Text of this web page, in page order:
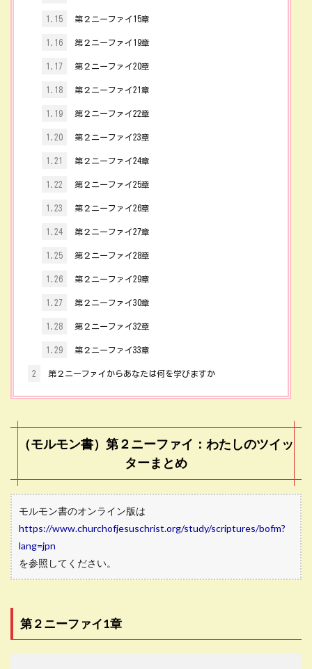
1.15 第２ニーファイ15章
1.16 第２ニーファイ19章
1.17 第２ニーファイ20章
1.18 第２ニーファイ21章
1.19 第２ニーファイ22章
1.20 第２ニーファイ23章
1.21 第２ニーファイ24章
1.22 第２ニーファイ25章
1.23 第２ニーファイ26章
1.24 第２ニーファイ27章
1.25 第２ニーファイ28章
1.26 第２ニーファイ29章
1.27 第２ニーファイ30章
1.28 第２ニーファイ32章
1.29 第２ニーファイ33章
2 第２ニーファイからあなたは何を学びますか
（モルモン書）第２ニーファイ：わたしのツイッ
ターまとめ
モルモン書のオンライン版は
https://www.churchofjesuschrist.org/study/scriptures/bofm?
lang=jpn
を参照してください。
第２ニーファイ1章